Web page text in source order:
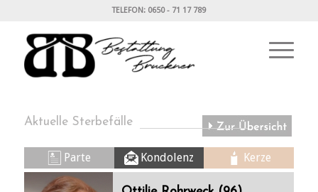
TELEFON: 0650 - 71 17 789
Aktuelle Sterbefälle
Parte Kondolenz Kerze